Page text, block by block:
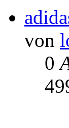
von
0